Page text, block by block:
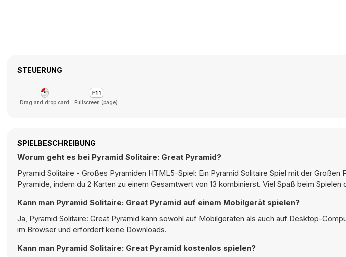
STEUERUNG
Drag and drop card Fullscreen (page)
SPIELBESCHREIBUNG
Worum geht es bei Pyramid Solitaire: Great Pyramid?
Pyramid Solitaire - Großes Pyramiden HTML5-Spiel: Ein Pyramid Solitaire Spiel mit der Großen
Pyramide, indem du 2 Karten zu einem Gesamtwert von 13 kombinierst. Viel Spaß beim
Kann man Pyramid Solitaire: Great Pyramid auf einem Mobilgerät spielen?
Ja, Pyramid Solitaire: Great Pyramid kann sowohl auf Mobilgeräten als auch auf Desktop-
im Browser und erfordert keine Downloads.
Kann man Pyramid Solitaire: Great Pyramid kostenlos spielen?